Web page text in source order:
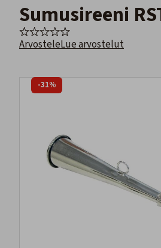
Sumusireeni
ArvosteleLue arvostelut
-31%